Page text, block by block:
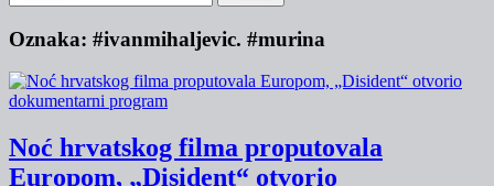
Oznaka: #ivanmihaljevic. #murina
Noć hrvatskog filma proputovala
Europom, „Disident“ otvorio